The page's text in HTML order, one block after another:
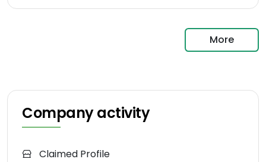
More
Company activity
Claimed Profile